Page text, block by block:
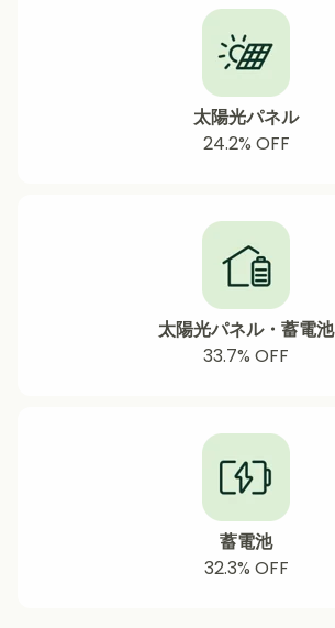
太陽光パネル
24.2% OFF
太陽光パネル・蓄電池
33.7% OFF
蓄電池
32.3% OFF